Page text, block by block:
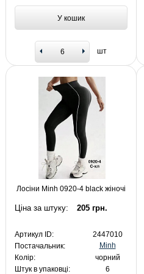
У кошик
шт
Лосіни Minh 0920-4 black жіночі
Ціна за штуку: 205 грн.
Артикул ID:
2447010
Постачальник:
Minh
Колір:
чорний
Штук в упаковці:
6